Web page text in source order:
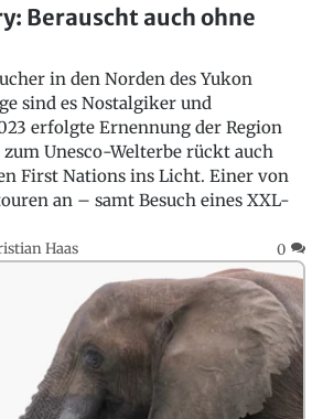
Berauscht auch ohne
in den Norden des Yukon
sind es Nostalgiker und
erfolgte Ernennung der Region
Unesco-Welterbe rückt auch
First Nations ins Licht. Einer von
an – samt Besuch eines XXL-
Haas 0